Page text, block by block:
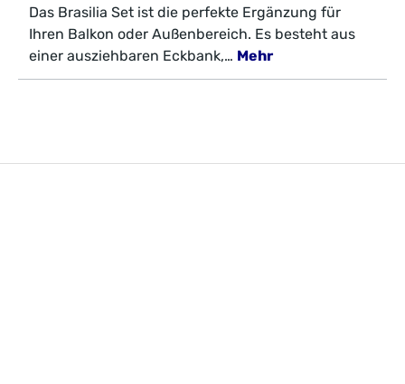
Das Brasilia Set ist die perfekte Ergänzung für
Ihren Balkon oder Außenbereich. Es besteht aus
einer ausziehbaren Eckbank,… Mehr